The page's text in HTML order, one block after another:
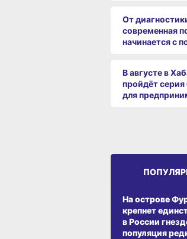
От
современная
начинается с
В августе в
пройдёт
для
На острове
крепнет
в России
популяция